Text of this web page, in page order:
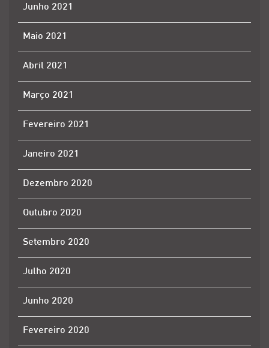
Junho 2021
Maio 2021
Abril 2021
Março 2021
Fevereiro 2021
Janeiro 2021
Dezembro 2020
Outubro 2020
Setembro 2020
Julho 2020
Junho 2020
Fevereiro 2020